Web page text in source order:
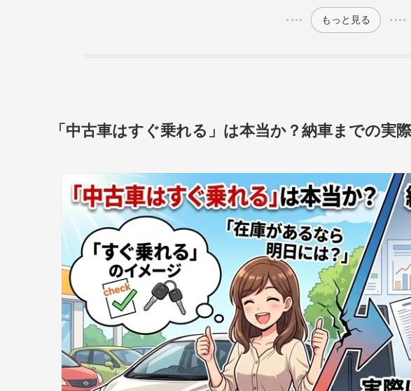
もっと見る
「中古車はすぐ乗れる」は本当か？納車までの実